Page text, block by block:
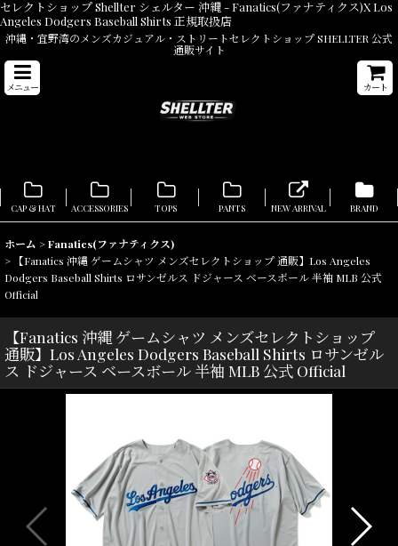
セレクトショップ Shellter シェルター 沖縄 - Fanatics(ファナティクス)X Los
Angeles Dodgers Baseball Shirts 正規取扱店
沖縄・宜野湾のメンズカジュアル・ストリートセレクトショップ SHELLTER 公式
通販サイト
メニュー カート
CAP & HAT ACCESSORIES TOPS PANTS NEW ARRIVAL BRAND
ホーム >Fanatics(ファナティクス)
>
【Fanatics 沖縄 ゲームシャツ メンズセレクトショップ 通販】Los Angeles
Dodgers Baseball Shirts ロサンゼルス ドジャース ベースボール 半袖 MLB 公式
Official
【Fanatics 沖縄 ゲームシャツ メンズセレクトショップ
通販】Los Angeles Dodgers Baseball Shirts ロサンゼル
ス ドジャース ベースボール 半袖 MLB 公式 Official